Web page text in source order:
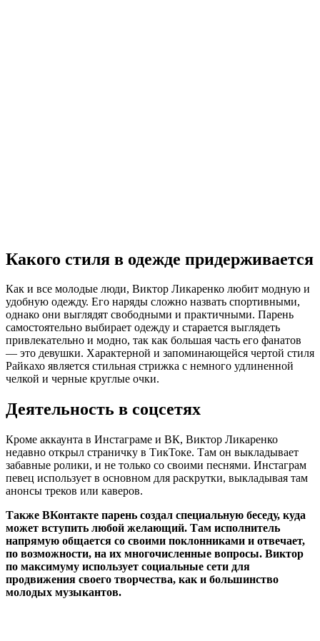
Какого стиля в одежде придерживается
Как и все молодые люди, Виктор Ликаренко любит модную и
удобную одежду. Его наряды сложно назвать спортивными,
однако они выглядят свободными и практичными. Парень
самостоятельно выбирает одежду и старается выглядеть
привлекательно и модно, так как большая часть его фанатов
— это девушки. Характерной и запоминающейся чертой стиля
Райкахо является стильная стрижка с немного удлиненной
челкой и черные круглые очки.
Деятельность в соцсетях
Кроме аккаунта в Инстаграме и ВК, Виктор Ликаренко
недавно открыл страничку в ТикТоке. Там он выкладывает
забавные ролики, и не только со своими песнями. Инстаграм
певец использует в основном для раскрутки, выкладывая там
анонсы треков или каверов.
Также ВКонтакте парень создал специальную беседу, куда
может вступить любой желающий. Там исполнитель
напрямую общается со своими поклонниками и отвечает,
по возможности, на их многочисленные вопросы. Виктор
по максимуму использует социальные сети для
продвижения своего творчества, как и большинство
молодых музыкантов.